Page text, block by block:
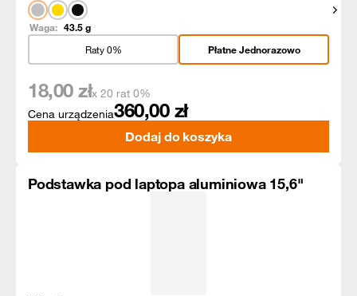
Waga: 43.5g
Płatne Jednorazowo
Raty 0%
Cena urządzenia360,00 zł
18,00 złx 20 rat 0%
Dodaj do koszyka
Podstawka pod laptopa aluminiowa 15,6"